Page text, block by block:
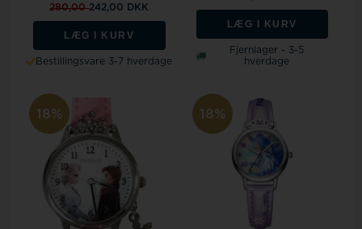
280,00242,00 DKK
LÆG I KURV
Bestillingsvare 3-7 hverdage
LÆG I KURV
Fjernlager - 3-5
hverdage
18% 18%